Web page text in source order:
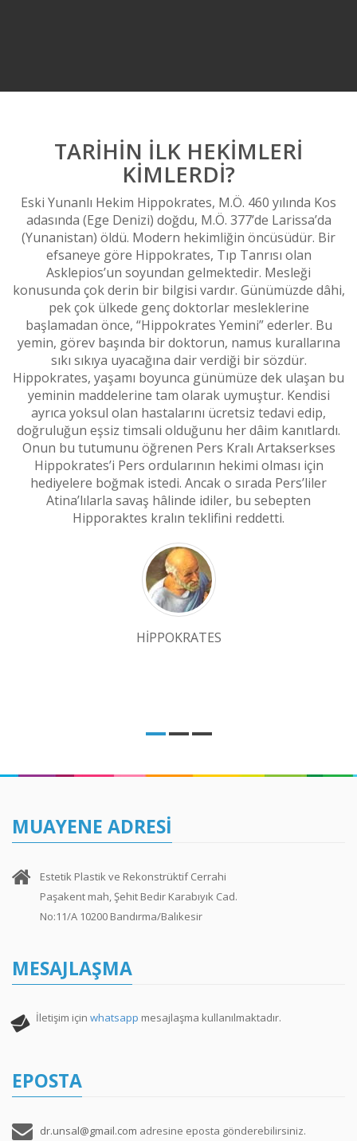
TARIHIN ILK HEKIMLERI
KIMLERDI?
Eski Yunanlı Hekim Hippokrates, M.Ö. 460 yılında Kos
adasında (Ege Denizi) doğdu, M.Ö. 377’de Larissa’da
(Yunanistan) öldü. Modern hekimliğin öncüsüdür. Bir
efsaneye göre Hippokrates, Tıp Tanrısı olan
Asklepios’un soyundan gelmektedir. Mesleği
konusunda çok derin bir bilgisi vardır. Günümüzde dâhi,
pek çok ülkede genç doktorlar mesleklerine
başlamadan önce, “Hippokrates Yemini” ederler. Bu
yemin, görev başında bir doktorun, namus kurallarına
sıkı sıkıya uyacağına dair verdiği bir sözdür.
Hippokrates, yaşamı boyunca günümüze dek ulaşan bu
yeminin maddelerine tam olarak uymuştur. Kendisi
ayrıca yoksul olan hastalarını ücretsiz tedavi edip,
doğruluğun eşsiz timsali olduğunu her dâim kanıtlardı.
Onun bu tutumunu öğrenen Pers Kralı Artakserkses
Hippokrates’i Pers ordularının hekimi olması için
hediyelere boğmak istedi. Ancak o sırada Pers’liler
Atina’lılarla savaş hâlinde idiler, bu sebepten
Hipporaktes kralın teklifini reddetti.
HIPPOKRATES
MUAYENE ADRESI
Estetik Plastik ve Rekonstrüktif Cerrahi
Paşakent mah, Şehit Bedir Karabıyık Cad.
No:11/A 10200 Bandırma/Balıkesir
MESAJLAŞMA
İletişim için whatsapp mesajlaşma kullanılmaktadır.
EPOSTA
dr.unsal@gmail.com adresine eposta gönderebilirsiniz.